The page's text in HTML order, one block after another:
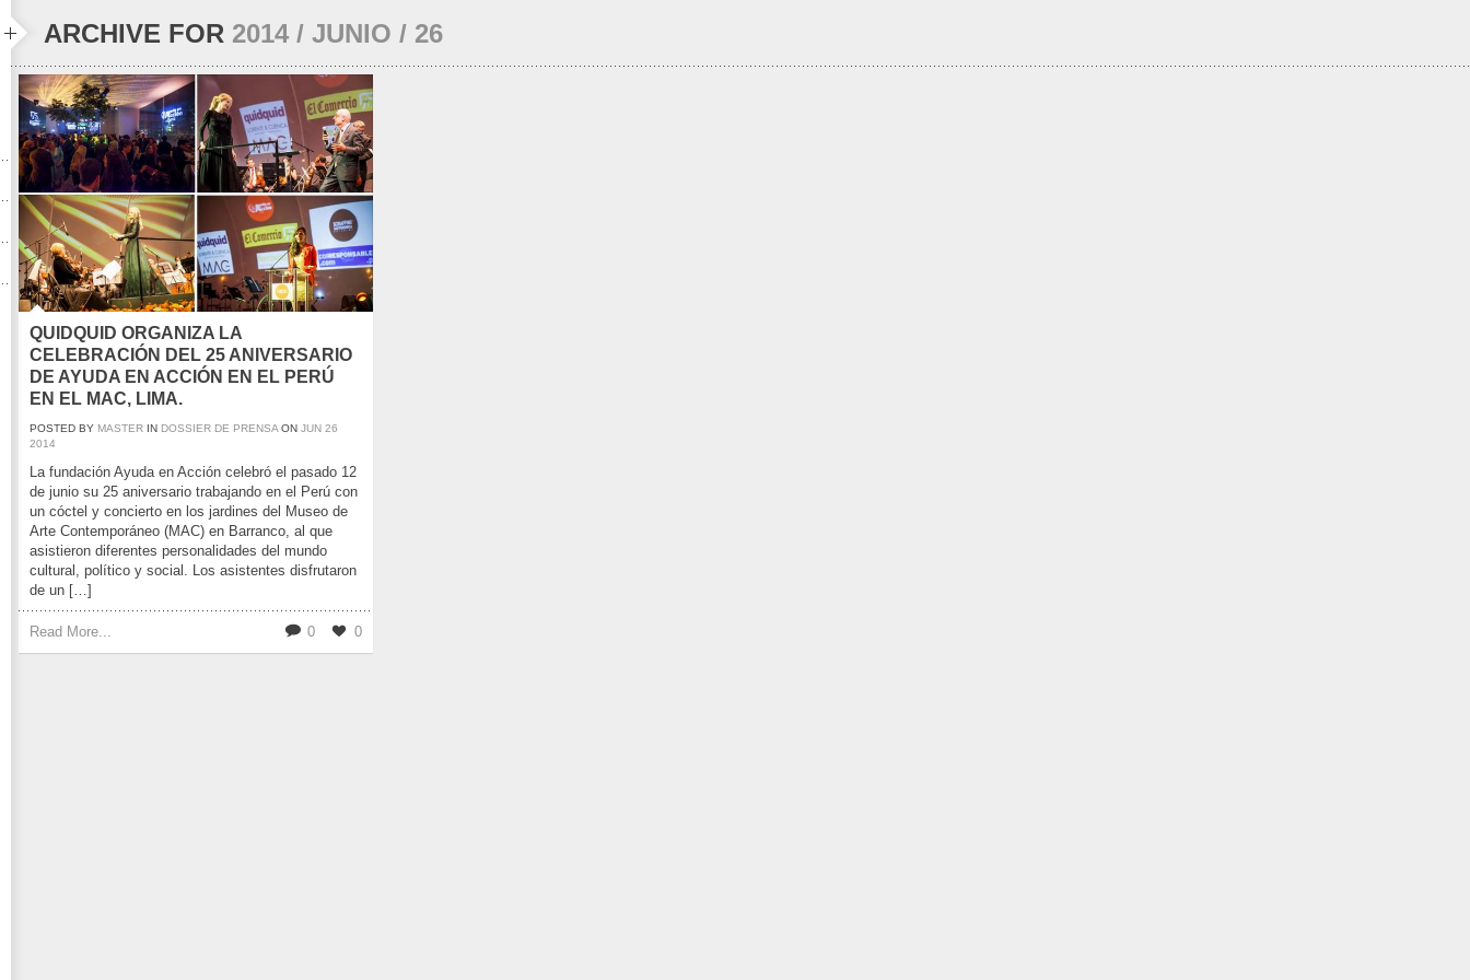
ARCHIVE FOR 2014 / JUNIO / 26
QUIDQUID ORGANIZA LA
CELEBRACIÓN DEL 25 ANIVERSARIO
DE AYUDA EN ACCIÓN EN EL PERÚ
EN EL MAC, LIMA.
POSTED BY MASTER IN DOSSIER DE PRENSA ON JUN 26
2014
La fundación Ayuda en Acción celebró el pasado 12
de junio su 25 aniversario trabajando en el Perú con
un cóctel y concierto en los jardines del Museo de
Arte Contemporáneo (MAC) en Barranco, al que
asistieron diferentes personalidades del mundo
cultural, político y social. Los asistentes disfrutaron
de un […]
Read More... 0 0